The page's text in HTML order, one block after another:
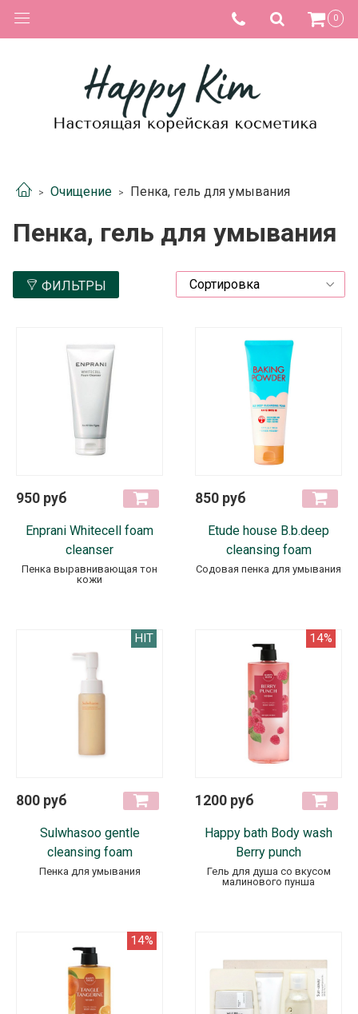
0
Очищение Пенка, гель для умывания
Пенка, гель для умывания
ФИЛЬТРЫ
950 руб
Enprani Whitecell foam
cleanser
Пенка выравнивающая тон
кожи
850 руб
Etude house B.b.deep
cleansing foam
Содовая пенка для умывания
HIT
800 руб
Sulwhasoo gentle
cleansing foam
Пенка для умывания
14%
1200 руб
Happy bath Body wash
Berry punch
Гель для душа со вкусом
малинового пунша
14%